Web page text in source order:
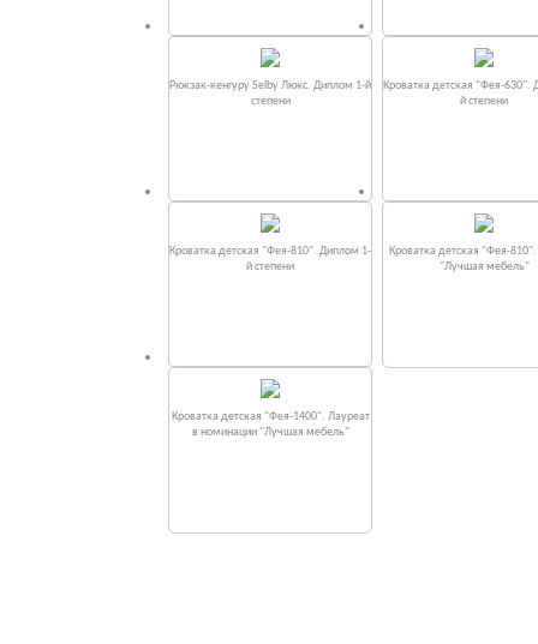
Рюкзак-кенгуру Selby Люкс. Диплом 1-й
степени
Кроватка детская "Фея-630".
й степени
Кроватка детская "Фея-810". Диплом 1-
й степени
Кроватка детская "Фея-
"Лучшая мебель"
Кроватка детская "Фея-1400". Лауреат
в номинации "Лучшая мебель"